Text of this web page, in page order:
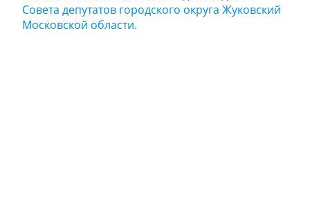
Совета депутатов городского округа Жуковский
Московской области.